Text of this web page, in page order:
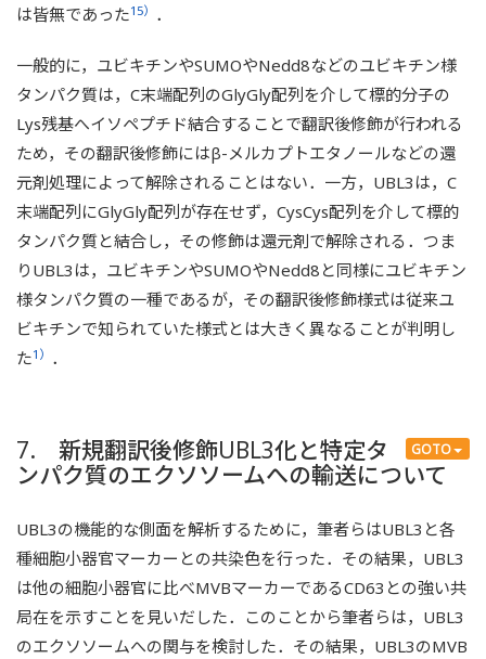
は皆無であった15） ．
一般的に，ユビキチンやSUMOやNedd8などのユビキチン様
タンパク質は，C末端配列のGlyGly配列を介して標的分子の
Lys残基へイソペプチド結合することで翻訳後修飾が行われる
ため，その翻訳後修飾にはβ-メルカプトエタノールなどの還
元剤処理によって解除されることはない．一方，UBL3は，C
末端配列にGlyGly配列が存在せず，CysCys配列を介して標的
タンパク質と結合し，その修飾は還元剤で解除される．つま
りUBL3は，ユビキチンやSUMOやNedd8と同様にユビキチン
様タンパク質の一種であるが，その翻訳後修飾様式は従来ユ
ビキチンで知られていた様式とは大きく異なることが判明し
た1） ．
GOTO
7. 新規翻訳後修飾UBL3化と特定タ
ンパク質のエクソソームへの輸送について
UBL3の機能的な側面を解析するために，筆者らはUBL3と各
種細胞小器官マーカーとの共染色を行った．その結果，UBL3
は他の細胞小器官に比べMVBマーカーであるCD63との強い共
局在を示すことを見いだした．このことから筆者らは，UBL3
のエクソソームへの関与を検討した．その結果，UBL3のMVB